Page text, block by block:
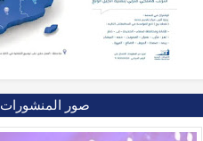
صور المنشورات